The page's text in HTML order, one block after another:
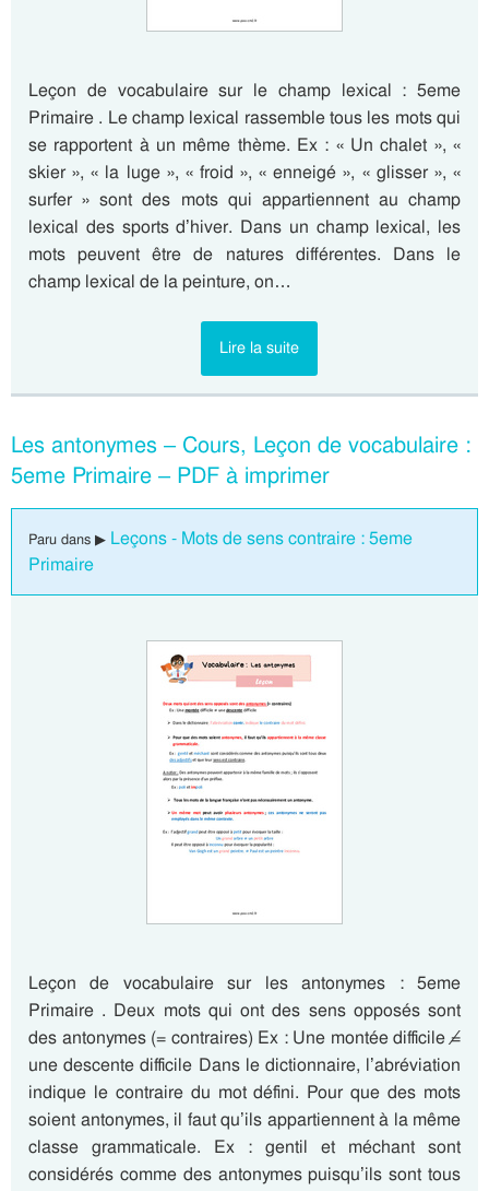
Leçon de vocabulaire sur le champ lexical : 5eme
Primaire . Le champ lexical rassemble tous les mots qui
se rapportent à un même thème. Ex : « Un chalet », «
skier », « la luge », « froid », « enneigé », « glisser », «
surfer » sont des mots qui appartiennent au champ
lexical des sports d’hiver. Dans un champ lexical, les
mots peuvent être de natures différentes. Dans le
champ lexical de la peinture, on…
Lire la suite
Les antonymes – Cours, Leçon de vocabulaire :
5eme Primaire – PDF à imprimer
Paru dans ▶ Leçons - Mots de sens contraire : 5eme
Primaire
Leçon de vocabulaire sur les antonymes : 5eme
Primaire . Deux mots qui ont des sens opposés sont
des antonymes (= contraires) Ex : Une montée difficile ≠
une descente difficile Dans le dictionnaire, l’abréviation
indique le contraire du mot défini. Pour que des mots
soient antonymes, il faut qu’ils appartiennent à la même
classe grammaticale. Ex : gentil et méchant sont
considérés comme des antonymes puisqu’ils sont tous